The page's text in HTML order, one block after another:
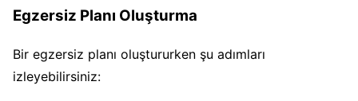
Egzersiz Planı Oluşturma
Bir egzersiz planı oluştururken şu adımları
izleyebilirsiniz: